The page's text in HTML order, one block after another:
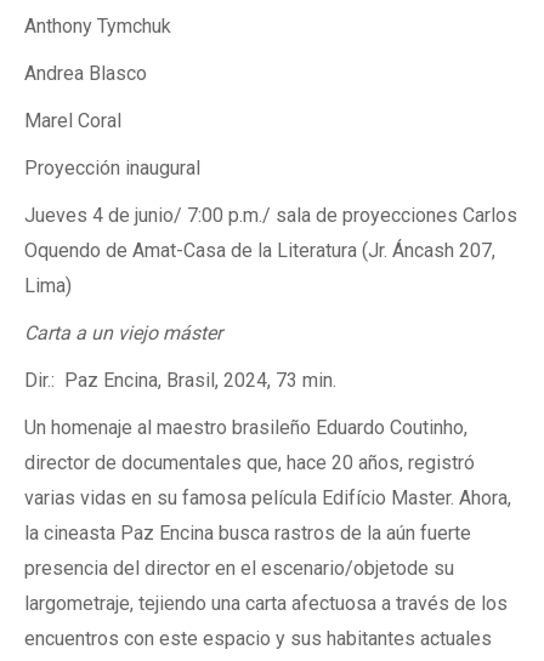
Anthony Tymchuk
Andrea Blasco
Marel Coral
Proyección inaugural
Jueves 4 de junio/ 7:00 p.m./ sala de proyecciones Carlos
Oquendo de Amat-Casa de la Literatura (Jr. Áncash 207,
Lima)
Carta a un viejo máster
Dir.: Paz Encina, Brasil, 2024, 73 min.
Un homenaje al maestro brasileño Eduardo Coutinho,
director de documentales que, hace 20 años, registró
varias vidas en su famosa película Edifício Master. Ahora,
la cineasta Paz Encina busca rastros de la aún fuerte
presencia del director en el escenario/objetode su
largometraje, tejiendo una carta afectuosa a través de los
encuentros con este espacio y sus habitantes actuales